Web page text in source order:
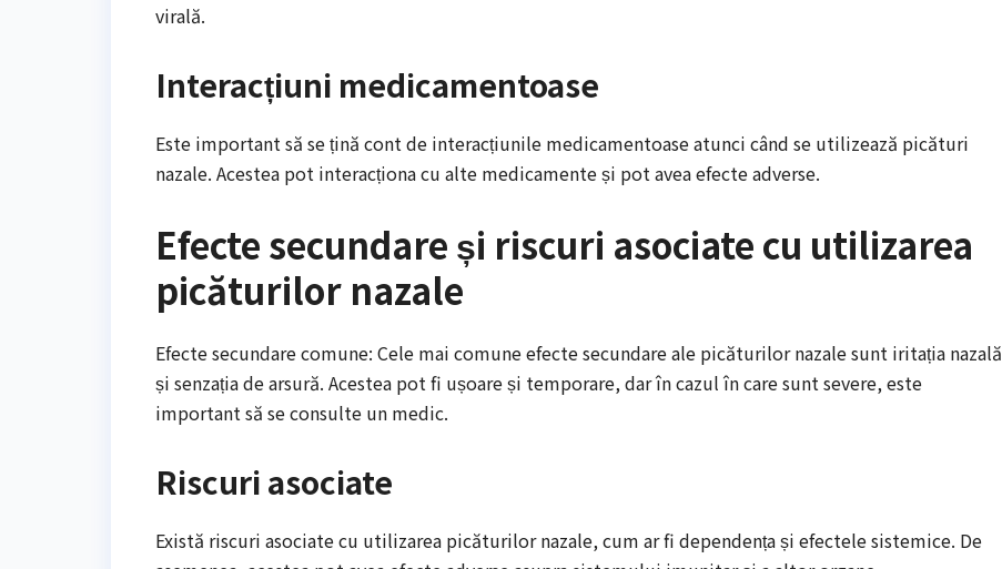
virală.
Interacțiuni medicamentoase
Este important să se țină cont de interacțiunile medicamentoase atunci când se utilizează picături
nazale. Acestea pot interacționa cu alte medicamente și pot avea efecte adverse.
Efecte secundare și riscuri asociate cu utilizarea
picăturilor nazale
Efecte secundare comune: Cele mai comune efecte secundare ale picăturilor nazale sunt iritația nazală
și senzația de arsură. Acestea pot fi ușoare și temporare, dar în cazul în care sunt severe, este
important să se consulte un medic.
Riscuri asociate
Există riscuri asociate cu utilizarea picăturilor nazale, cum ar fi dependența și efectele sistemice. De